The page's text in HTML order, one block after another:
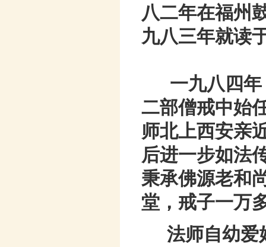
八二年在福州
九八三年就读
一九八四
二部僧戒中始
师北上西安亲
后进一步如法
秉承佛源老和
堂，戒子一万
法师自幼爱